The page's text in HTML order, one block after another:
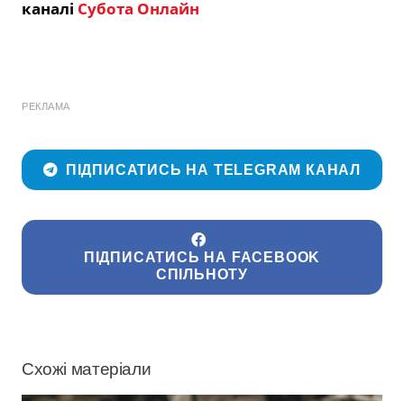
каналі Субота Онлайн
РЕКЛАМА
ПІДПИСАТИСЬ НА TELEGRAM КАНАЛ
ПІДПИСАТИСЬ НА FACEBOOK
СПІЛЬНОТУ
Схожі матеріали